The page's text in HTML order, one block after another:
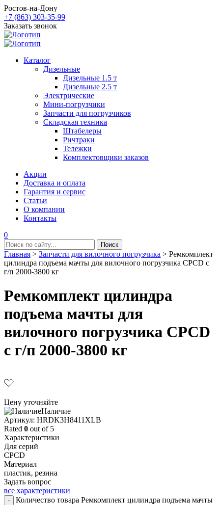
Ростов-на-Дону
+7 (863) 303-35-99
Заказать звонок
Каталог
Дизельные
Дизельные 1.5 т
Дизельные 2.5 т
Электрические
Мини-погрузчики
Запчасти для погрузчиков
Складская техника
Штабелеры
Ричтраки
Тележки
Комплектовщики заказов
Акции
Доставка и оплата
Гарантия и сервис
Статьи
О компании
Контакты
0
Главная > Запчасти для вилочного погрузчика > Ремкомплект
цилиндра подъема мачты для вилочного погрузчика CPCD с
г/п 2000-3800 кг
Ремкомплект цилиндра
подъема мачты для
вилочного погрузчика CPCD
с г/п 2000-3800 кг
Цену уточняйте
Наличие
Aртикул: HRDK3H8411XLB
Rated 0 out of 5
Характеристики
Для серий
CPCD
Материал
пластик, резина
Задать вопрос
все характеристики
-
Количество товара Ремкомплект цилиндра подъема мачты